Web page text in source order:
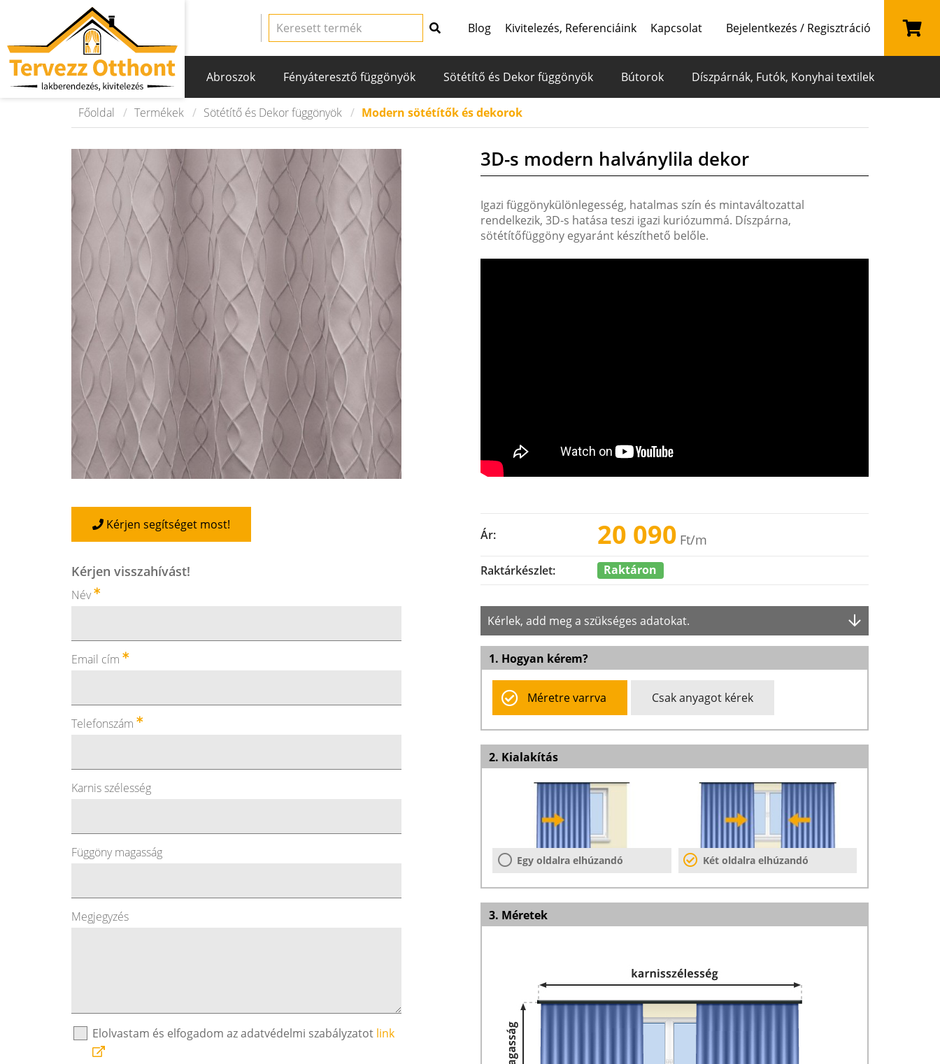
Blog Kivitelezés, Referenciáink Kapcsolat Bejelentkezés / Regisztráció
Abroszok Fényáteresztő függönyök Sötétítő és Dekor függönyök Bútorok Díszpárnák, Futók, Konyhai textilek
Főoldal Termékek Sötétítő és Dekor függönyök Modern sötétítők és dekorok
Kérjen segítséget most!
Kérjen visszahívást!
Név
Email cím
Telefonszám
Karnis szélesség
Függöny magasság
Megjegyzés
Elolvastam és elfogadom az adatvédelmi szabályzatot link
3D-s modern halványlila dekor
Igazi függönykülönlegesség, hatalmas szín és mintaváltozattal
rendelkezik, 3D-s hatása teszi igazi kuriózummá. Díszpárna,
sötétítőfüggöny egyaránt készíthető belőle.
Ár: 20 090 Ft/m
Raktárkészlet: Raktáron
Kérlek, add meg a szükséges adatokat.
1. Hogyan kérem?
Méretre varrva Csak anyagot kérek
2. Kialakítás
Egy oldalra elhúzandó Két oldalra elhúzandó
3. Méretek